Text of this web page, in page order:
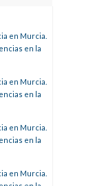
en Murcia.
en la
en Murcia.
en la
en Murcia.
en la
en Murcia.